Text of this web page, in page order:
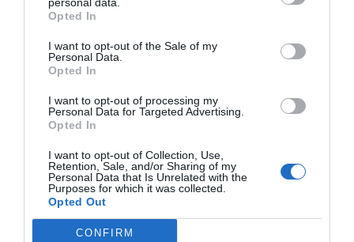
Opted In
I want to opt-out of the Sale of my
Personal Data.
Opted In
I want to opt-out of processing my
Personal Data for Targeted Advertising.
Opted In
I want to opt-out of Collection, Use,
Retention, Sale, and/or Sharing of my
Personal Data that Is Unrelated with the
Purposes for which it was collected.
Opted Out
CONFIRM
cristianos: “Es casi imposible que se reúnan
en un mismo lugar”
José Ángel Gutiérrez 09/08/26 06:00
SOCIEDAD
Redacción 09/08/26 06:00
SOCIEDAD
Prohibido prevenir, pero no derrochar dinero
público